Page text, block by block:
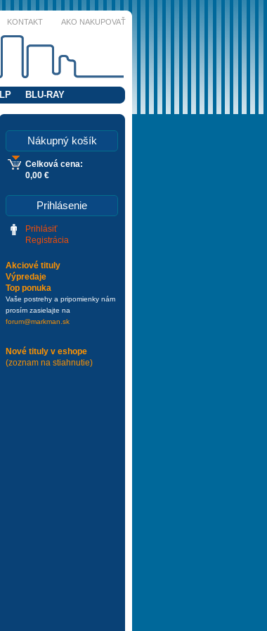
KONTAKT AKO NAKUPOVAŤ
LP BLU-RAY
Nákupný košík
Celková cena:
0,00 €
Prihlásenie
Prihlásiť
Registrácia
Akciové tituly
Výpredaje
Top ponuka
Vaše postrehy a pripomienky nám
prosím zasielajte na
forum@markman.sk
Nové tituly v eshope
(zoznam na stiahnutie)